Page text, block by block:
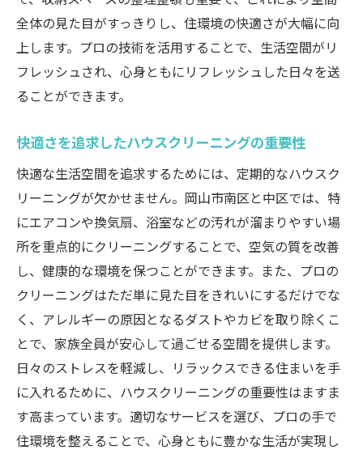
全体の見た目がすっきりし、住環境の快適さが大幅に向
上します。プロの技術を活用することで、生活空間がリ
フレッシュされ、心身ともにリフレッシュした日々を送
ることができます。
快適さを追求したハウスクリーニングの重要性
快適な生活空間を追求するためには、定期的なハウスク
リーニングが欠かせません。岡山市南区と中区では、特
にエアコンや換気扇、浴室などの汚れが溜まりやすい場
所を重点的にクリーニングすることで、空気の質を改善
し、健康的な環境を保つことができます。また、プロの
クリーニングはただ単に見た目をきれいにするだけでな
く、アレルギーの原因となるダストやカビを取り除くこ
とで、家族全員が安心して過ごせる空間を提供します。
日々のストレスを軽減し、リラックスできる住まいを手
に入れるために、ハウスクリーニングの重要性はますま
す高まっています。適切なサービスを選び、プロの手で
住環境を整えることで、心身ともに豊かな生活が実現し